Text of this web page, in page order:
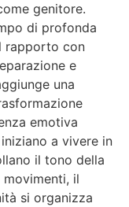
genitore.
di profonda
rapporto con
e
una
emotiva
a vivere in
il tono della
il
si organizza